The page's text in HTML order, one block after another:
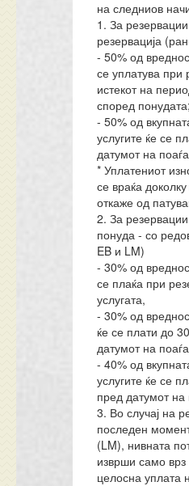
на следниов
1. За
резервација
- 50% од
се уплатува при
истекот на
според понудата;
- 50% од
услугите ќе се
датумот на
* Уплатениот
се враќа
откаже од
2. За
понуда - со
EB и LM)
- 30% од
се плаќа при
услугата,
- 30% од
ќе се плати до
датумот на
- 40% од
услугите ќе се
пред датумот
3. Во случај на
последен
(LM), нивната
изврши само
целосна уплата